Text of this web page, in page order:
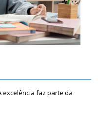
excelência faz parte da